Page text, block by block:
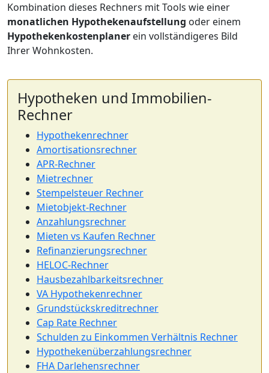
Kombination dieses Rechners mit Tools wie einer
monatlichen Hypothekenaufstellung oder einem
Hypothekenkostenplaner ein vollständigeres Bild
Ihrer Wohnkosten.
Hypotheken und Immobilien-
Rechner
Hypothekenrechner
Amortisationsrechner
APR-Rechner
Mietrechner
Stempelsteuer Rechner
Mietobjekt-Rechner
Anzahlungsrechner
Mieten vs Kaufen Rechner
Refinanzierungsrechner
HELOC-Rechner
Hausbezahlbarkeitsrechner
VA Hypothekenrechner
Grundstückskreditrechner
Cap Rate Rechner
Schulden zu Einkommen Verhältnis Rechner
Hypothekenüberzahlungsrechner
FHA Darlehensrechner